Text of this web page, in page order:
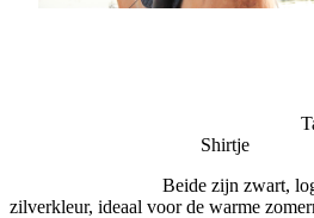
Shirtje
Beide zijn zwart, logo in
zilverkleur, ideaal voor de warme